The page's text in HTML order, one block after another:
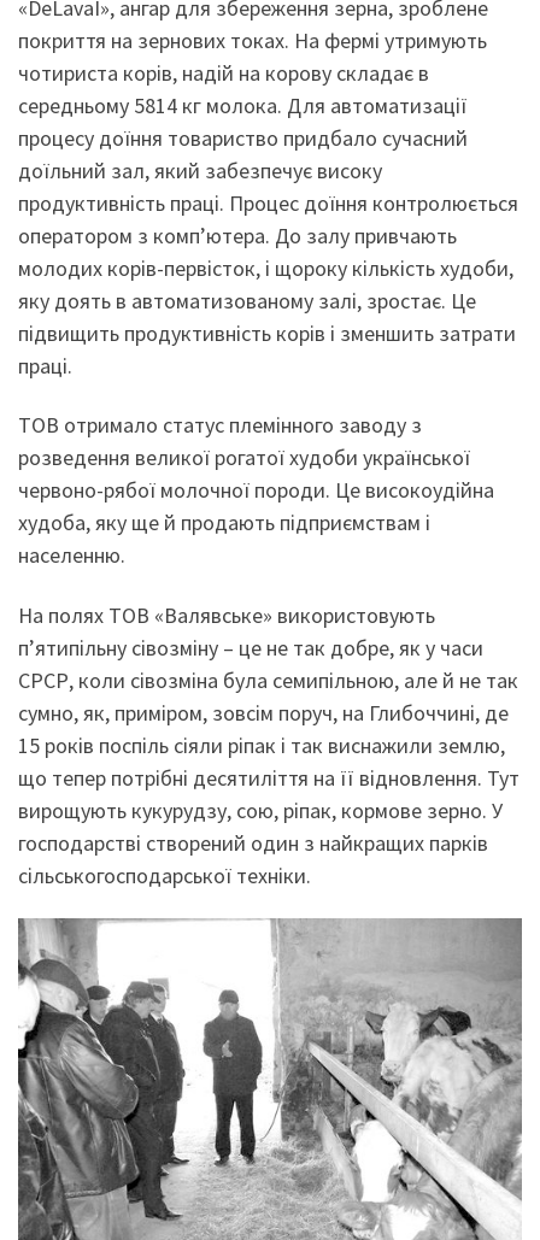
«DeLavaI», ангар для збереження зерна, зроблене
покриття на зернових токах. На фермі утримують
чотириста корів, надій на корову складає в
середньому 5814 кг молока. Для автоматизації
процесу доїння товариство придбало сучасний
доїльний зал, який забезпечує високу
продуктивність праці. Процес доїння контролюється
оператором з комп’ютера. До залу привчають
молодих корів-первісток, і щороку кількість худоби,
яку доять в автоматизованому залі, зростає. Це
підвищить продуктивність корів і зменшить затрати
праці.
ТОВ отримало статус племінного заводу з
розведення великої рогатої худоби української
червоно-рябої молочної породи. Це високоудійна
худоба, яку ще й продають підприємствам і
населенню.
На полях ТОВ «Валявське» використовують
п’ятипільну сівозміну – це не так добре, як у часи
СРСР, коли сівозміна була семипільною, але й не так
сумно, як, приміром, зовсім поруч, на Глибоччині, де
15 років поспіль сіяли ріпак і так виснажили землю,
що тепер потрібні десятиліття на її відновлення. Тут
вирощують кукурудзу, сою, ріпак, кормове зерно. У
господарстві створений один з найкращих парків
сільськогосподарської техніки.